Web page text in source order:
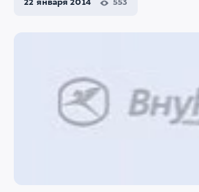
22 января 2014 553